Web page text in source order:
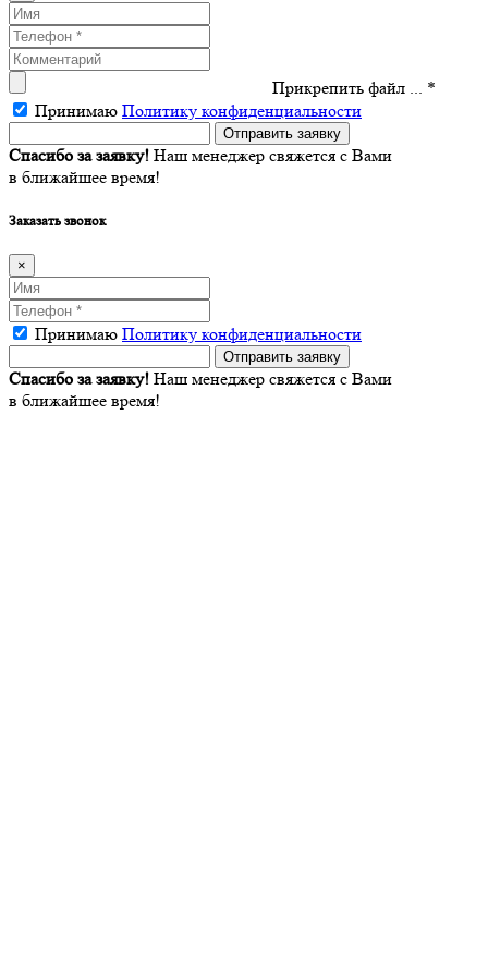
Прикрепить файл ... *
Принимаю Политику конфиденциальности
Спасибо за заявку! Наш менеджер свяжется с Вами
в ближайшее время!
Заказать звонок
×
Принимаю Политику конфиденциальности
Спасибо за заявку! Наш менеджер свяжется с Вами
в ближайшее время!